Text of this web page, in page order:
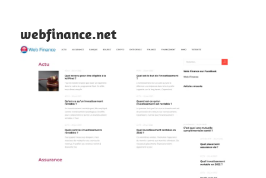
webfinance.net